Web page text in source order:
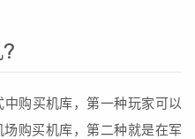
购买机库，第一种玩家可以
购买机库，第二种就是在军